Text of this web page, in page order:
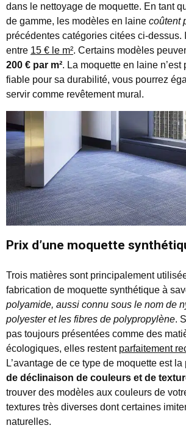
dans le nettoyage de moquette. En tant
de gamme, les modèles en laine coûtent
précédentes catégories citées ci-dessus.
entre 15 € le m². Certains modèles
200 € par m². La moquette en laine n’est
fiable pour sa durabilité, vous pourrez
servir comme revêtement mural.
Prix d’une moquette
Trois matières sont principalement
fabrication de moquette synthétique à
polyamide, aussi connu sous le nom de
polyester et les fibres de polypropylène.
pas toujours présentées comme des
écologiques, elles restent parfaitement
L’avantage de ce type de moquette est la
de déclinaison de couleurs et de
trouver des modèles aux couleurs de
textures très diverses dont certaines
naturelles.